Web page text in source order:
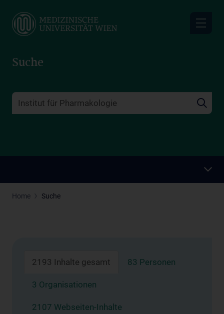
main
Suche
Home Suche
2193 Inhalte gesamt 83 Personen
3 Organisationen
2107 Webseiten-Inhalte